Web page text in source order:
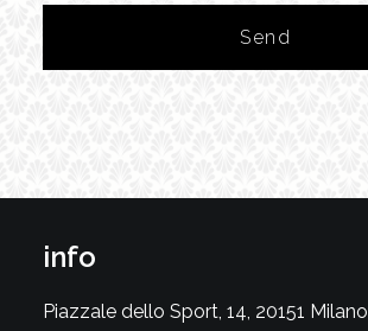
info
Piazzale dello Sport, 14, 20151 Milano